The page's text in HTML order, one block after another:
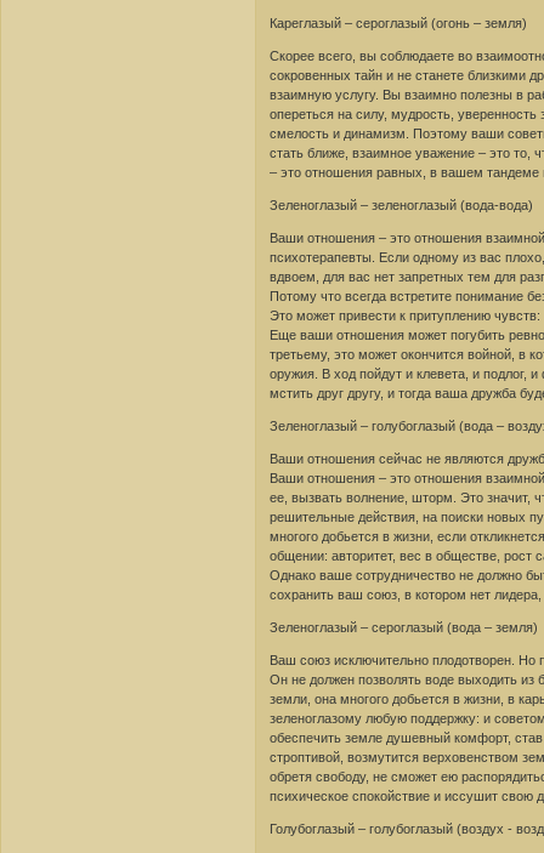
Кареглазый – сероглазый (огонь – земля)
Скорее всего, вы соблюдаете во
сокровенных тайн и не станете близкими
взаимную услугу. Вы взаимно полезны в
опереться на силу, мудрость,
смелость и динамизм. Поэтому ваши
стать ближе, взаимное уважение – это то,
– это отношения равных, в вашем тандеме
Зеленоглазый – зеленоглазый (вода-вода)
Ваши отношения – это отношения
психотерапевты. Если одному из вас
вдвоем, для вас нет запретных тем для
Потому что всегда встретите понимание
Это может привести к притуплению чувств:
Еще ваши отношения может погубить
третьему, это может окончится войной, в
оружия. В ход пойдут и клевета, и подлог,
мстить друг другу, и тогда ваша дружба
Зеленоглазый – голубоглазый (вода –
Ваши отношения сейчас не являются
Ваши отношения – это отношения
ее, вызвать волнение, шторм. Это значит,
решительные действия, на поиски новых
многого добьется в жизни, если
общении: авторитет, вес в обществе, рост
Однако ваше сотрудничество не должно
сохранить ваш союз, в котором нет
Зеленоглазый – сероглазый (вода – земля)
Ваш союз исключительно плодотворен. Но
Он не должен позволять воде выходить
земли, она многого добьется в жизни, в
зеленоглазому любую поддержку: и
обеспечить земле душевный комфорт,
строптивой, возмутится верховенством
обретя свободу, не сможет ею
психическое спокойствие и иссушит
Голубоглазый – голубоглазый (воздух -